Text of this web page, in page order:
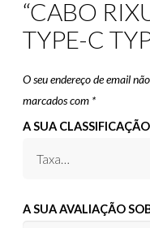
“CABO
TYPE-C
O seu endereço de email
marcados com *
A SUA CLASSIFICAÇÃO
A SUA AVALIAÇÃO